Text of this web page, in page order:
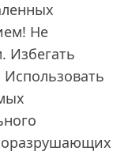
Не
Избегать
Использовать